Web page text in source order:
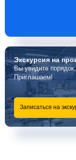
Экскурсияна
Вы увидите
Приглашаем!
Записаться на